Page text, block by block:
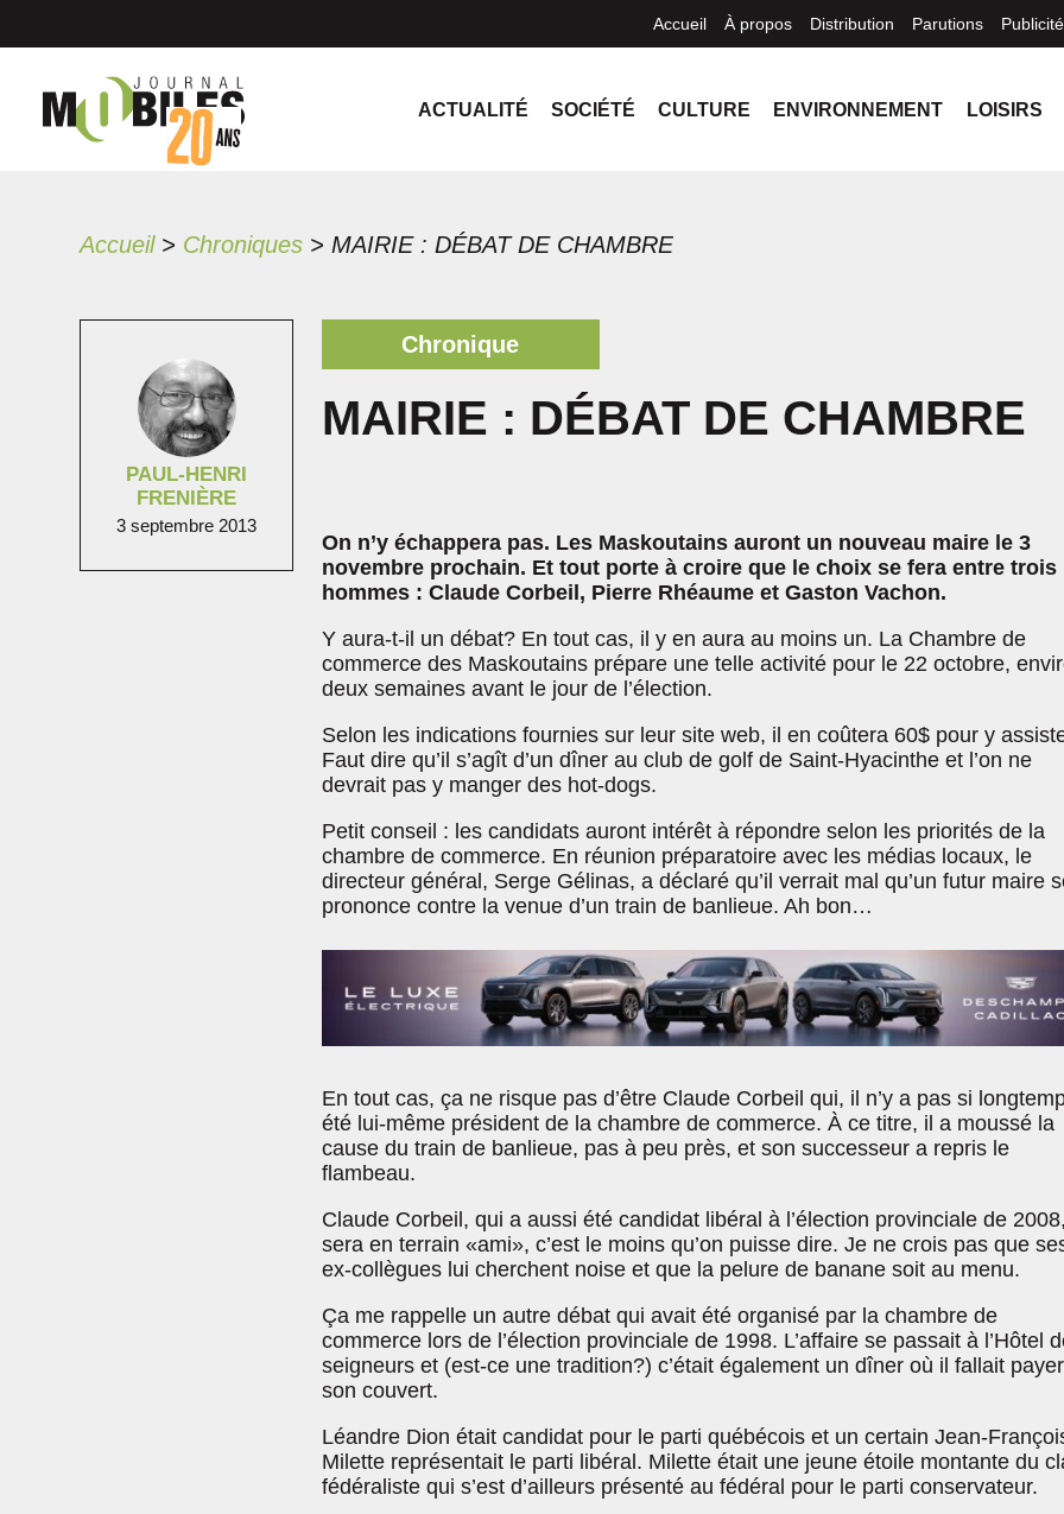
Accueil À propos Distribution Parutions Publicité
ACTUALITÉ SOCIÉTÉ CULTURE ENVIRONNEMENT LOISIRS
Accueil> Chroniques >MAIRIE : DÉBAT DE CHAMBRE
PAUL-HENRI
FRENIÈRE
3 septembre 2013
Chronique
MAIRIE : DÉBAT DE CHAMBRE
On n’y échappera pas. Les Maskoutains auront un nouveau maire le 3
novembre prochain. Et tout porte à croire que le choix se fera entre trois
hommes : Claude Corbeil, Pierre Rhéaume et Gaston Vachon.
Y aura-t-il un débat? En tout cas, il y en aura au moins un. La Chambre de
commerce des Maskoutains prépare une telle activité pour le 22 octobre,
deux semaines avant le jour de l’élection.
Selon les indications fournies sur leur site web, il en coûtera 60$ pour y
Faut dire qu’il s’agît d’un dîner au club de golf de Saint-Hyacinthe et l’on ne
devrait pas y manger des hot-dogs.
Petit conseil : les candidats auront intérêt à répondre selon les priorités de la
chambre de commerce. En réunion préparatoire avec les médias locaux, le
directeur général, Serge Gélinas, a déclaré qu’il verrait mal qu’un futur maire
prononce contre la venue d’un train de banlieue. Ah bon…
En tout cas, ça ne risque pas d’être Claude Corbeil qui, il n’y a pas si
été lui-même président de la chambre de commerce. À ce titre, il a moussé la
cause du train de banlieue, pas à peu près, et son successeur a repris le
flambeau.
Claude Corbeil, qui a aussi été candidat libéral à l’élection provinciale de
sera en terrain «ami», c’est le moins qu’on puisse dire. Je ne crois pas que
ex-collègues lui cherchent noise et que la pelure de banane soit au menu.
Ça me rappelle un autre débat qui avait été organisé par la chambre de
commerce lors de l’élection provinciale de 1998. L’affaire se passait à l’Hôtel
seigneurs et (est-ce une tradition?) c’était également un dîner où il fallait payer
son couvert.
Léandre Dion était candidat pour le parti québécois et un certain Jean-
Milette représentait le parti libéral. Milette était une jeune étoile montante du
fédéraliste qui s’est d’ailleurs présenté au fédéral pour le parti conservateur.